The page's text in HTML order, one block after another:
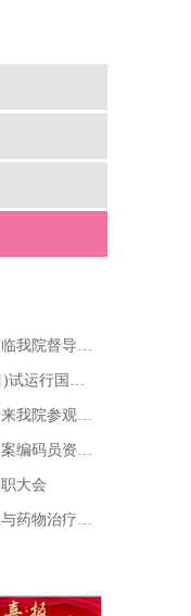
临我院督导…
)试运行国…
来我院参观…
编码员资…
大会
与药物治疗…